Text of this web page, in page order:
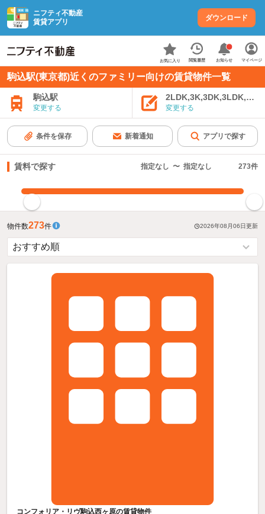
ニフティ不動産
賃貸アプリ
ダウンロード
お気に入り 閲覧履歴 お知らせ マイページ
駒込駅(東京都)近くのファミリー向けの賃貸物件一覧
駒込駅
変更する 変更する
条件を保存 新着通知 アプリで探す
賃料で探す 指定なし 〜 指定なし 273件
物件数273件 2026年08月06日更新
コンフォリア・リヴ駒込西ヶ原の賃貸物件